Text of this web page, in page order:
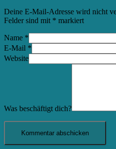
Deine E-Mail-Adresse wird nicht
Felder sind mit * markiert
Name *
E-Mail *
Website
Was beschäftigt dich?